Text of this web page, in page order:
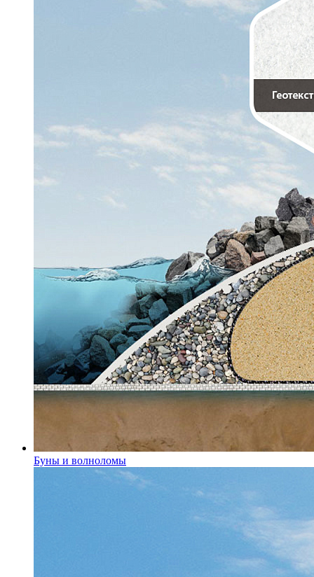
Буны и волноломы